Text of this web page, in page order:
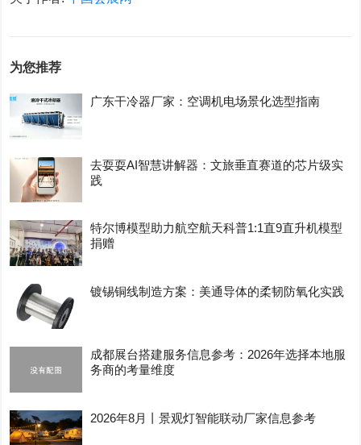
为您推荐
广东干冷器厂家：空调机电场景化选型指南
去耍耍AI智慧讲解器：文旅垂直赛道的芯片级实
践
特尔博模型助力航空航天科普1:1直9直升机模型
捐赠
镀锡铜线制造方案：美通导体的柔韧防氧化实践
成都展台搭建服务信息参考：2026年选择本地服
务商的考量维度
2026年8月丨景观灯智能联动厂家信息参考